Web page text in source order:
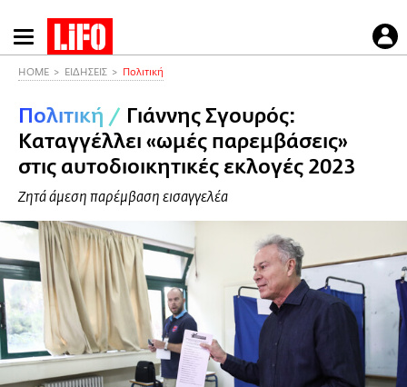
Παράκαμψη
προς
περιεχόμενο
HOME ΕΙΔΗΣΕΙΣ Πολιτική
Πολιτική / Γιάννης Σγουρός:
Καταγγέλλει «ωμές παρεμβάσεις»
στις αυτοδιοικητικές εκλογές 2023
Ζητά άμεση παρέμβαση εισαγγελέα